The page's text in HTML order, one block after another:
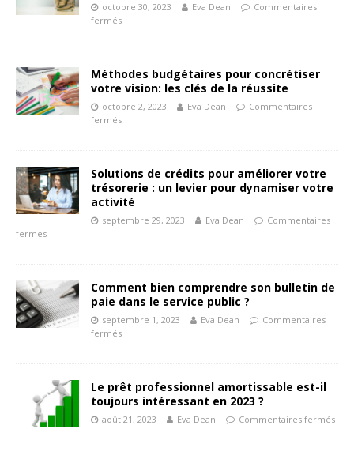
octobre 30, 2023 Eva Dean
Commentaires
fermés
Méthodes budgétaires pour concrétiser
votre vision: les clés de la réussite
octobre 2, 2023 Eva Dean
Commentaires
fermés
Solutions de crédits pour améliorer votre
trésorerie : un levier pour dynamiser votre
activité
septembre 29, 2023 Eva Dean
Commentaires
fermés
Comment bien comprendre son bulletin de
paie dans le service public ?
septembre 1, 2023 Eva Dean
Commentaires
fermés
Le prêt professionnel amortissable est-il
toujours intéressant en 2023 ?
août 21, 2023 Eva Dean Commentaires fermés